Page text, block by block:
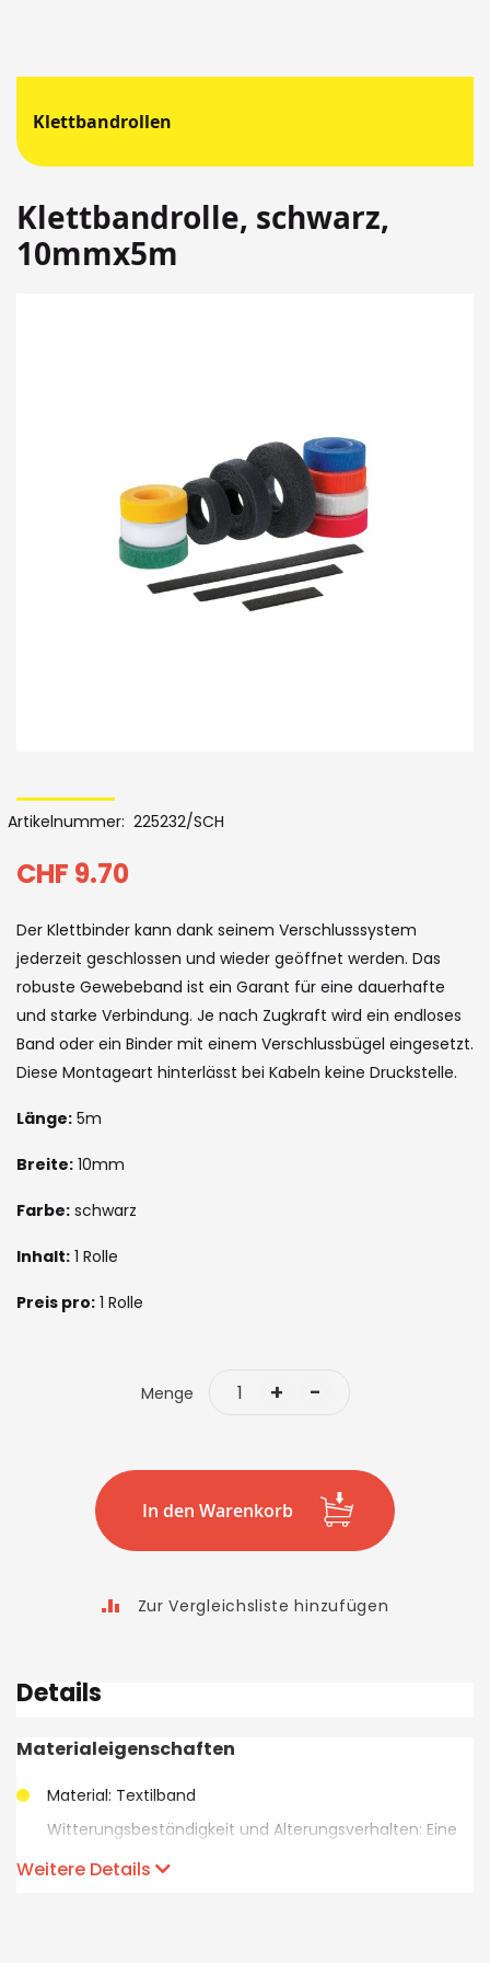
Klettbandrollen
Klettbandrolle, schwarz,
10mmx5m
Bildergalerie
to
the
beginning
of
the
images
gallery
CHF 9.70
Artikelnummer 225232/SCH
Der Klettbinder kann dank seinem Verschlusssystem
jederzeit geschlossen und wieder geöffnet werden. Das
robuste Gewebeband ist ein Garant für eine dauerhafte
und starke Verbindung. Je nach Zugkraft wird ein endloses
Band oder ein Binder mit einem Verschlussbügel eingesetzt.
Diese Montageart hinterlässt bei Kabeln keine Druckstelle.
Länge: 5m
Breite: 10mm
Farbe: schwarz
Inhalt: 1 Rolle
Preis pro: 1 Rolle
Menge -
+
In den Warenkorb
Zur Vergleichsliste hinzufügen
Details
Materialeigenschaften
Material: Textilband
Witterungsbeständigkeit und Alterungsverhalten: Eine
Alterung, bei üblicher Verwendung in Innenräumen,
Weitere Details